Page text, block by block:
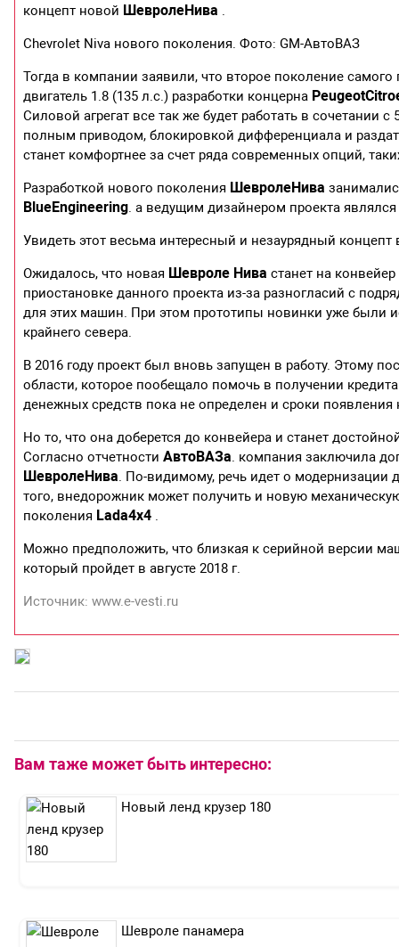
концепт новой ШевролеНива .
Chevrolet Niva нового поколения. Фото: GM-АвтоВАЗ
Тогда в компании заявили, что второе поколение
двигатель 1.8 (135 л.с.) разработки концерна Peugeot
Силовой агрегат все так же будет работать в
полным приводом, блокировкой дифференциала и
станет комфортнее за счет ряда современных опций,
Разработкой нового поколения ШевролеНива
BlueEngineering. а ведущим дизайнером проекта
Увидеть этот весьма интересный и незаурядный
Ожидалось, что новая Шевроле Нива станет на
приостановке данного проекта из-за разногласий с
для этих машин. При этом прототипы новинки уже были
крайнего севера.
В 2016 году проект был вновь запущен в работу. Этому
области, которое пообещало помочь в получении
денежных средств пока не определен и сроки
Но то, что она доберется до конвейера и станет
Согласно отчетностиАвтоВАЗа. компания заключила
ШевролеНива. По-видимому, речь идет о модернизации
того, внедорожник может получить и новую
поколения Lada4x4 .
Можно предположить, что близкая к серийной версии
который пройдет в августе 2018 г.
Источник: www.e-vesti.ru
Вам таже может быть интересно:
Новый ленд крузер 180
Шевроле панамера